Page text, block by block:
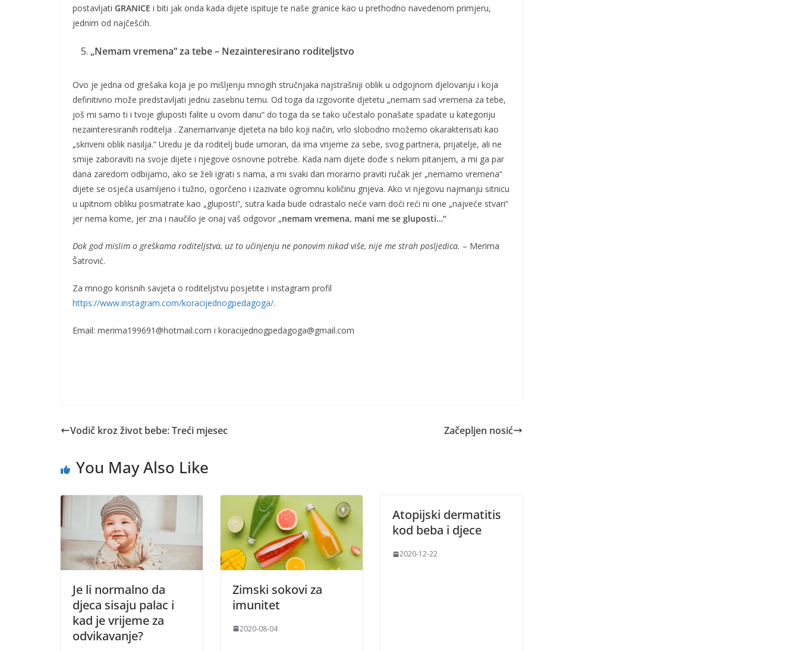
postavljati GRANICE i biti jak onda kada dijete ispituje te naše granice kao u prethodno navedenom primjeru,
jednim od najčešćih.
„Nemam vremena“ za tebe – Nezainteresirano roditeljstvo
Ovo je jedna od grešaka koja je po mišljenju mnogih stručnjaka najstrašniji oblik u odgojnom djelovanju i koja
definitivno može predstavljati jednu zasebnu temu. Od toga da izgovorite djetetu „nemam sad vremena za tebe,
još mi samo ti i tvoje gluposti falite u ovom danu“ do toga da se tako učestalo ponašate spadate u kategoriju
nezainteresiranih roditelja . Zanemarivanje djeteta na bilo koji način, vrlo slobodno možemo okarakterisati kao
„skriveni oblik nasilja.“ Uredu je da roditelj bude umoran, da ima vrijeme za sebe, svog partnera, prijatelje, ali ne
smije zaboraviti na svoje dijete i njegove osnovne potrebe. Kada nam dijete dođe s nekim pitanjem, a mi ga par
dana zaredom odbijamo, ako se želi igrati s nama, a mi svaki dan moramo praviti ručak jer „nemamo vremena“
dijete se osjeća usamljeno i tužno, ogorčeno i izazivate ogromnu količinu gnjeva. Ako vi njegovu najmanju sitnicu
u upitnom obliku posmatrate kao „gluposti“, sutra kada bude odrastalo neće vam doći reći ni one „najveće stvari“
jer nema kome, jer zna i naučilo je onaj vaš odgovor „nemam vremena, mani me se gluposti…“
Dok god mislim o greškama roditeljstva, uz to učinjenju ne ponovim nikad više, nije me strah posljedica. – Merima
Šatrović.
Za mnogo korisnih savjeta o roditeljstvu posjetite i instagram profil
https://www.instagram.com/koracijednogpedagoga/.
Email: merima199691@hotmail.com i koracijednogpedagoga@gmail.com
Vodič kroz život bebe: Treći mjesec Začepljen nosić
You May Also Like
Je li normalno da
djeca sisaju palac i
kad je vrijeme za
odvikavanje?
Zimski sokovi za
imunitet
2020-08-04
Atopijski dermatitis
kod beba i djece
2020-12-22